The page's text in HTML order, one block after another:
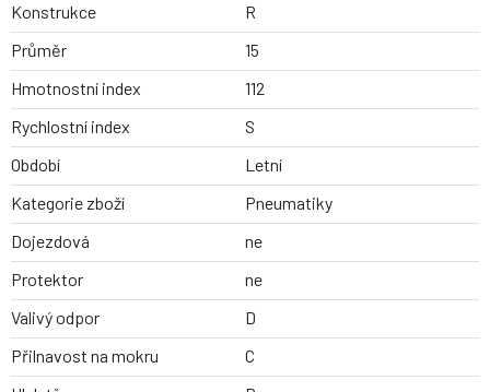
Konstrukce
R
Průměr
15
Hmotnostní index
112
Rychlostní index
S
Období
Letní
Kategorie zboží
Pneumatiky
Dojezdová
ne
Protektor
ne
Valivý odpor
D
Přilnavost na mokru
C